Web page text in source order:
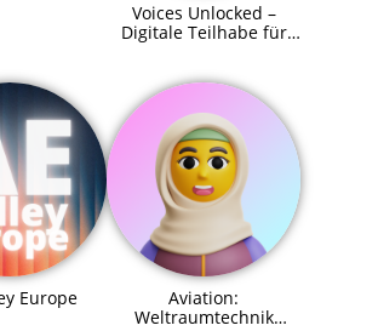
Voices Unlocked –
Digitale Teilhabe für
Europe
Aviation:
Weltraumtechnik